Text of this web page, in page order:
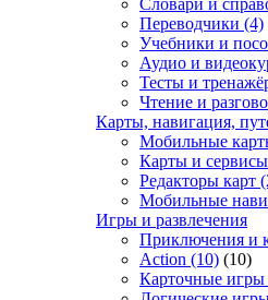
Переводчики (4)
Учебники и
Аудио и
Тесты и
Чтение и
Карты, навигация,
Мобильные
Карты и сервисы
Редакторы карт
Мобильные
Игры и развлечения
Приключения и
Action (10) (10)
Карточные игры